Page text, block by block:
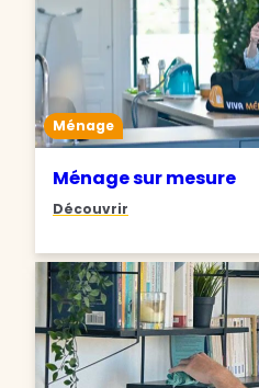
Ménage
Ménage sur mesure
Découvrir